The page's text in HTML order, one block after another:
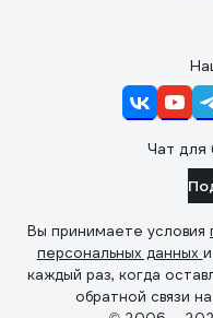
Чат для
Вы принимаете условия
персональных данных и
каждый раз, когда
обратной связи